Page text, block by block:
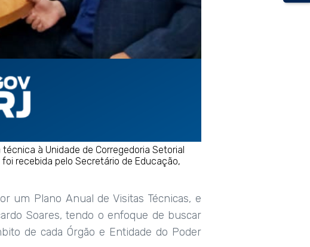
à Unidade de Corregedoria Setorial
recebida pelo Secretário de Educação,
um Plano Anual de Visitas Técnicas, e
Soares, tendo o enfoque de buscar
de cada Órgão e Entidade do Poder